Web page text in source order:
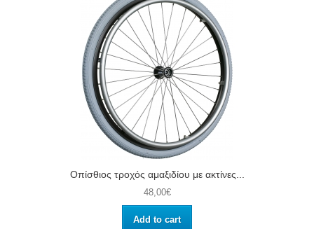
Οπίσθιος τροχός αμαξιδίου με ακτίνες...
48,00€
Add to cart